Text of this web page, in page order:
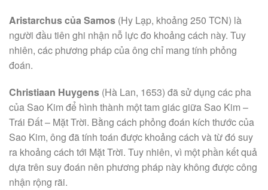
Aristarchus của Samos (Hy Lạp, khoảng 250 TCN) là
người đầu tiên ghi nhận nỗ lực đo khoảng cách này. Tuy
nhiên, các phương pháp của ông chỉ mang tính phỏng
đoán.
Christiaan Huygens (Hà Lan, 1653) đã sử dụng các pha
của Sao Kim để hình thành một tam giác giữa Sao Kim –
Trái Đất – Mặt Trời. Bằng cách phỏng đoán kích thước của
Sao Kim, ông đã tính toán được khoảng cách và từ đó suy
ra khoảng cách tới Mặt Trời. Tuy nhiên, vì một phần kết quả
dựa trên suy đoán nên phương pháp này không được công
nhận rộng rãi.